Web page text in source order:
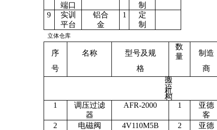
端口
制
9
实训
平台
铝合
金
1
定
制
立体仓库
序
号
名称
型号及规
格
数
量
制造
商
搬
运
机
构
1
调压过滤
器
AFR-2000 1
亚德
客
2
电磁阀 4V110M5B 2
亚德